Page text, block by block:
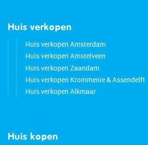
Huis verkopen
Huis verkopen Amsterdam
Huis verkopen Amstelveen
Huis verkopen Zaandam
Huis verkopen Krommenie & Assendelft
Huis verkopen Alkmaar
Huis kopen